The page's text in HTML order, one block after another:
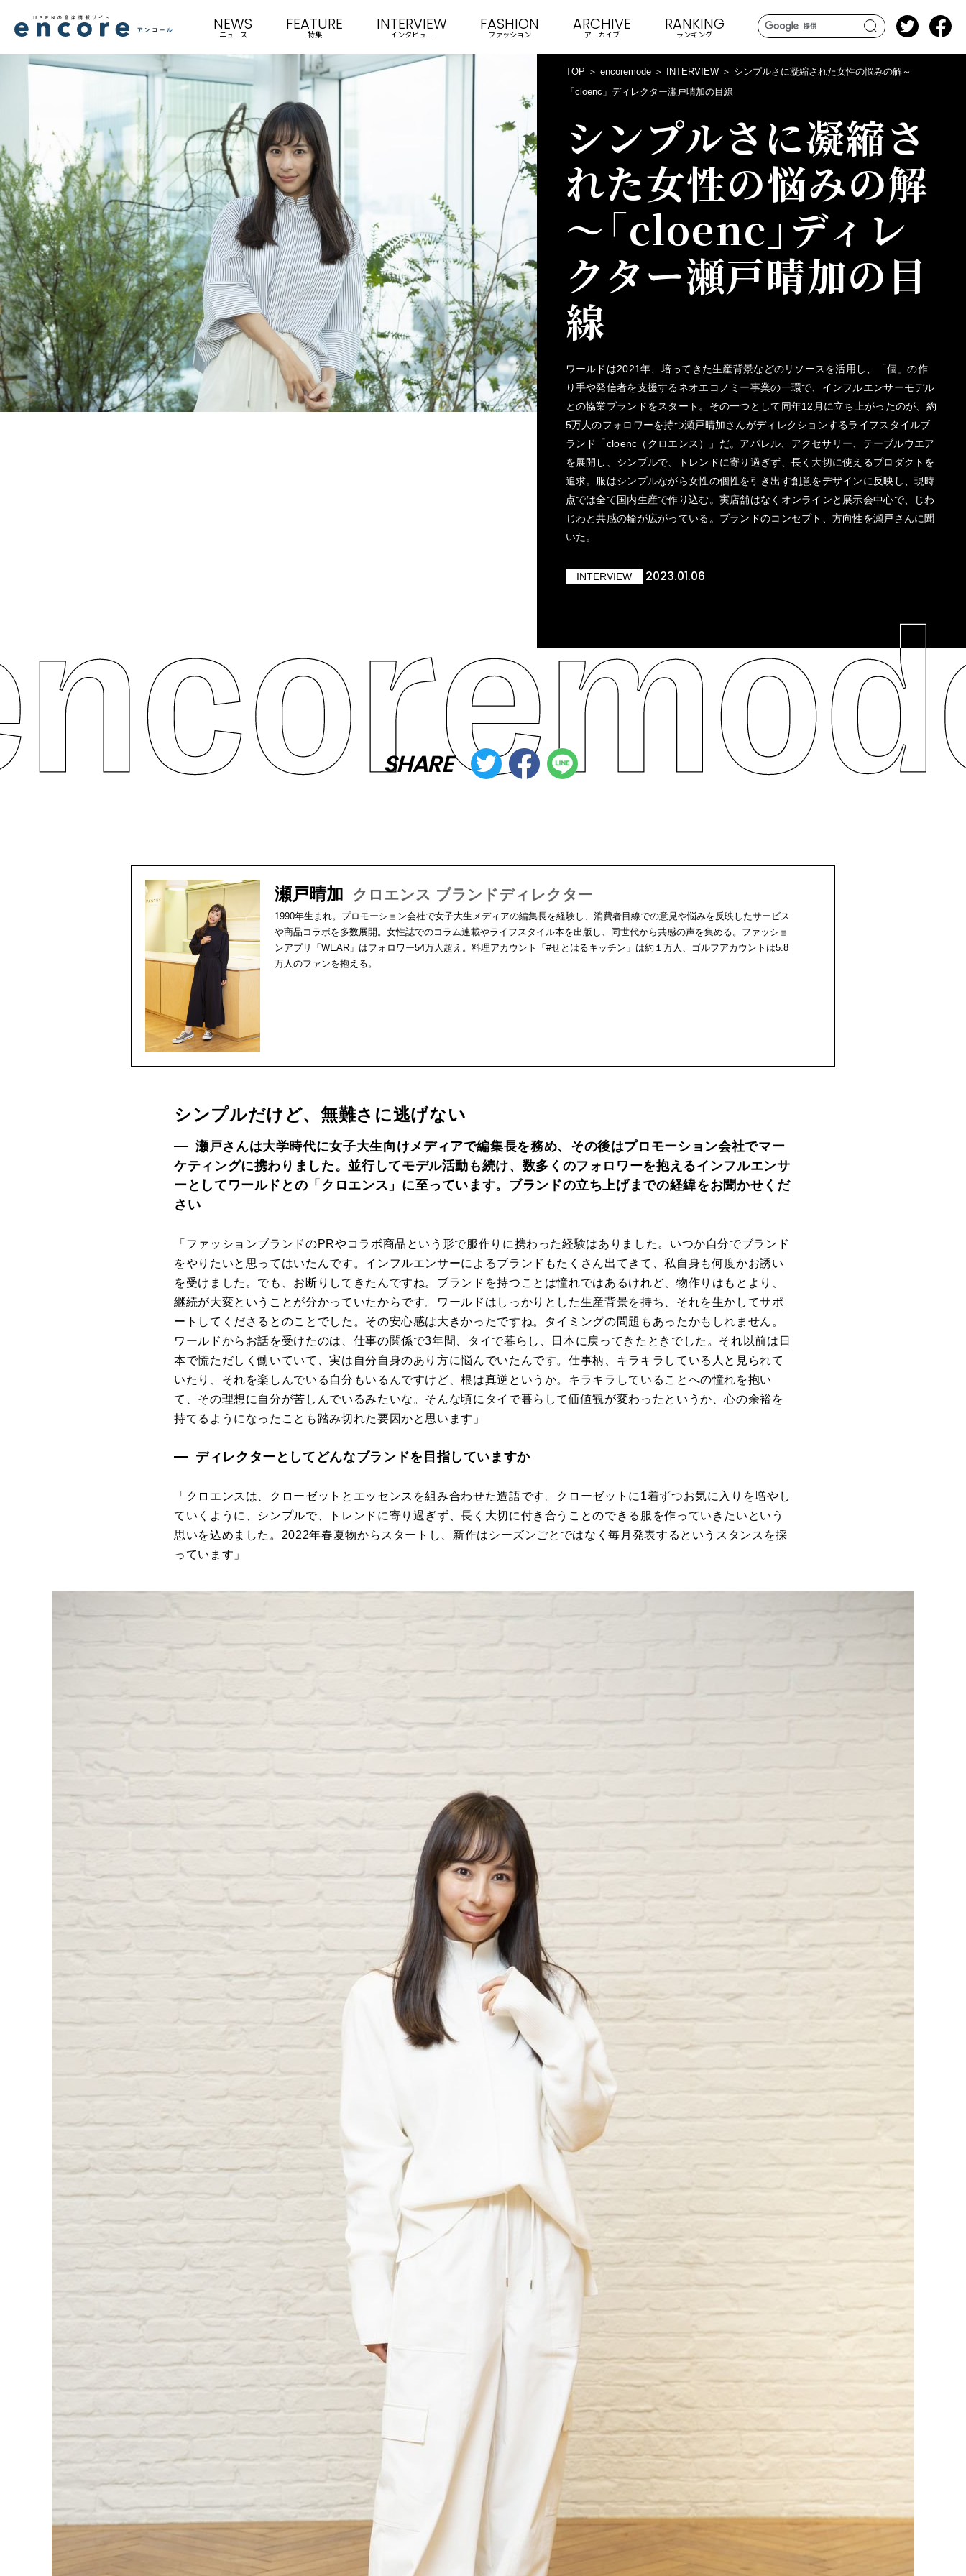
search
NEWS
ニュース
FEATURE
特集
INTERVIEW
インタビュー
FASHION
ファッション
ARCHIVE
アーカイブ
RANKING
ランキング
TOP encoremode INTERVIEW
シンプルさに凝縮された女性の悩みの解～
「cloenc」ディレクター瀬戸晴加の目線
シンプルさに凝縮さ
れた女性の悩みの解
～「cloenc」ディレ
クター瀬戸晴加の目
線
ワールドは2021年、培ってきた生産背景などのリソースを活用し、「個」の作
り手や発信者を支援するネオエコノミー事業の一環で、インフルエンサーモデル
との協業ブランドをスタート。その一つとして同年12月に立ち上がったのが、約
5万人のフォロワーを持つ瀬戸晴加さんがディレクションするライフスタイルブ
ランド「cloenc（クロエンス）」だ。アパレル、アクセサリー、テーブルウエア
を展開し、シンプルで、トレンドに寄り過ぎず、長く大切に使えるプロダクトを
追求。服はシンプルながら女性の個性を引き出す創意をデザインに反映し、現時
点では全て国内生産で作り込む。実店舗はなくオンラインと展示会中心で、じわ
じわと共感の輪が広がっている。ブランドのコンセプト、方向性を瀬戸さんに聞
いた。
INTERVIEW 2023.01.06
SHARE
瀬戸晴加 クロエンス ブランドディレクター
1990年生まれ。プロモーション会社で女子大生メディアの編集長を経験し、消費者目線での意見や悩みを反映したサービス
や商品コラボを多数展開。女性誌でのコラム連載やライフスタイル本を出版し、同世代から共感の声を集める。ファッショ
ンアプリ「WEAR」はフォロワー54万人超え。料理アカウント「#せとはるキッチン」は約１万人、ゴルフアカウントは5.8
万人のファンを抱える。
シンプルだけど、無難さに逃げない
瀬戸さんは大学時代に女子大生向けメディアで編集長を務め、その後はプロモーション会社でマー
ケティングに携わりました。並行してモデル活動も続け、数多くのフォロワーを抱えるインフルエンサ
ーとしてワールドとの「クロエンス」に至っています。ブランドの立ち上げまでの経緯をお聞かせくだ
さい
「ファッションブランドのPRやコラボ商品という形で服作りに携わった経験はありました。いつか自分でブランド
をやりたいと思ってはいたんです。インフルエンサーによるブランドもたくさん出てきて、私自身も何度かお誘い
を受けました。でも、お断りしてきたんですね。ブランドを持つことは憧れではあるけれど、物作りはもとより、
継続が大変ということが分かっていたからです。ワールドはしっかりとした生産背景を持ち、それを生かしてサポ
ートしてくださるとのことでした。その安心感は大きかったですね。タイミングの問題もあったかもしれません。
ワールドからお話を受けたのは、仕事の関係で3年間、タイで暮らし、日本に戻ってきたときでした。それ以前は日
本で慌ただしく働いていて、実は自分自身のあり方に悩んでいたんです。仕事柄、キラキラしている人と見られて
いたり、それを楽しんでいる自分もいるんですけど、根は真逆というか。キラキラしていることへの憧れを抱い
て、その理想に自分が苦しんでいるみたいな。そんな頃にタイで暮らして価値観が変わったというか、心の余裕を
持てるようになったことも踏み切れた要因かと思います」
ディレクターとしてどんなブランドを目指していますか
「クロエンスは、クローゼットとエッセンスを組み合わせた造語です。クローゼットに1着ずつお気に入りを増やし
ていくように、シンプルで、トレンドに寄り過ぎず、長く大切に付き合うことのできる服を作っていきたいという
思いを込めました。2022年春夏物からスタートし、新作はシーズンごとではなく毎月発表するというスタンスを採
っています」